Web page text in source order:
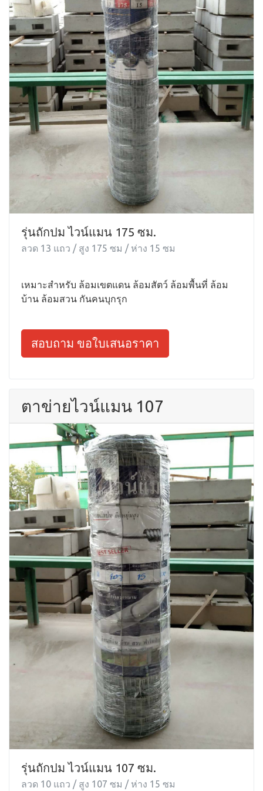
รุ่นถักปม ไวน์แมน 175 ซม.
ลวด 13 แถว / สูง 175 ซม / ห่าง 15 ซม
เหมาะสำหรับ ล้อมเขตแดน ล้อมสัตว์ ล้อมพื้นที่ ล้อม
บ้าน ล้อมสวน กันคนบุกรุก
สอบถาม ขอใบเสนอราคา
ตาข่ายไวน์แมน 107
รุ่นถักปม ไวน์แมน 107 ซม.
ลวด 10 แถว / สูง 107 ซม / ห่าง 15 ซม